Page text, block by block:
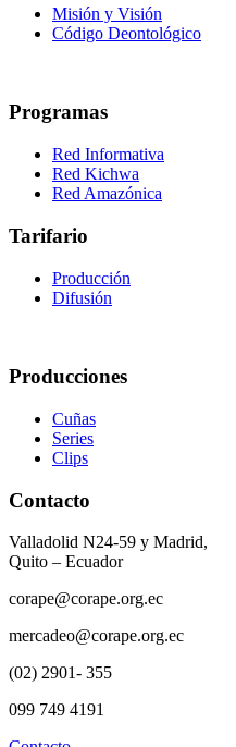
Misión y Visión
Código Deontológico
Programas
Red Informativa
Red Kichwa
Red Amazónica
Tarifario
Producción
Difusión
Producciones
Cuñas
Series
Clips
Contacto
Valladolid N24-59 y Madrid,
Quito – Ecuador
corape@corape.org.ec
mercadeo@corape.org.ec
(02) 2901- 355
099 749 4191